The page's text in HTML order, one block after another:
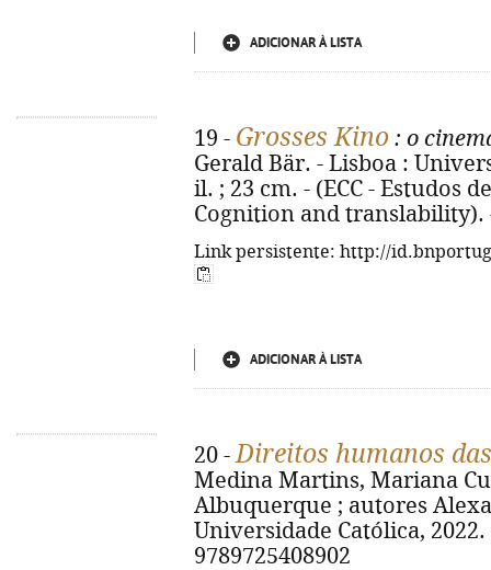
ADICIONAR À LISTA
19 - Grosses Kino : o
Gerald Bär. - Lisboa :
il. ; 23 cm. - (ECC - Estudos
Cognition and translability).
Link persistente: http://
ADICIONAR À LISTA
20 -Direitos humanos
Medina Martins, Mariana
Albuquerque ; autores
Universidade Católica, 2022.
9789725408902